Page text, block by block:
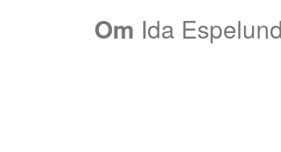
Om Ida Espelund